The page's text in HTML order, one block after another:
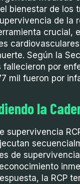
bienestar de los
de la
crucial,
Según la
fallecieron por
mil fueron por
la
supervivencia
de
la RCP